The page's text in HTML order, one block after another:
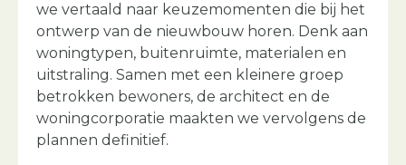
we vertaald naar keuzemomenten die bij het
ontwerp van de nieuwbouw horen. Denk aan
woningtypen, buitenruimte, materialen en
uitstraling. Samen met een kleinere groep
betrokken bewoners, de architect en de
woningcorporatie maakten we vervolgens de
plannen definitief.